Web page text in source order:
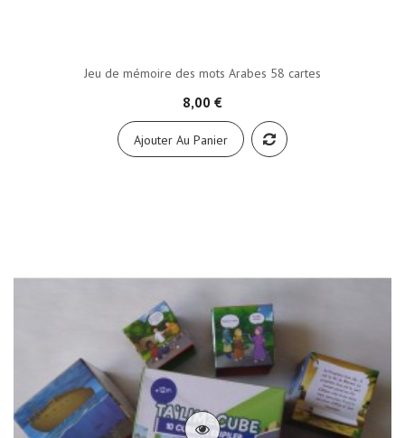
Jeu de mémoire des mots Arabes 58 cartes
8,00 €
Ajouter Au Panier